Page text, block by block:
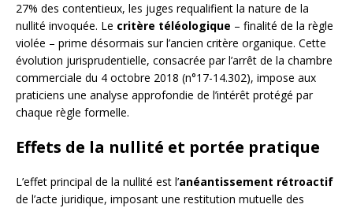
27% des contentieux, les juges requalifient la nature de la
nullité invoquée. Le critère téléologique – finalité de la règle
violée – prime désormais sur l’ancien critère organique. Cette
évolution jurisprudentielle, consacrée par l’arrêt de la chambre
commerciale du 4 octobre 2018 (n°17-14.302), impose aux
praticiens une analyse approfondie de l’intérêt protégé par
chaque règle formelle.
Effets de la nullité et portée pratique
L’effet principal de la nullité est l’anéantissement rétroactif
de l’acte juridique, imposant une restitution mutuelle des